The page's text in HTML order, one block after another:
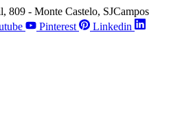
809 - Monte Castelo, SJCampos
Pinterest
Linkedin